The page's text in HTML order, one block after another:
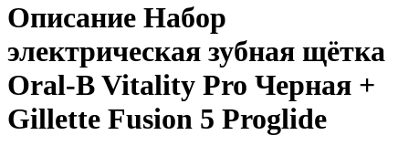
Описание Набор
электрическая зубная щётка
Oral-B Vitality Pro Черная +
Gillette Fusion 5 Proglide